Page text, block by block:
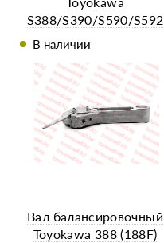
S388/S390/S590/S592
В наличии
Вал балансировочный
Toyokawa 388 (188F)